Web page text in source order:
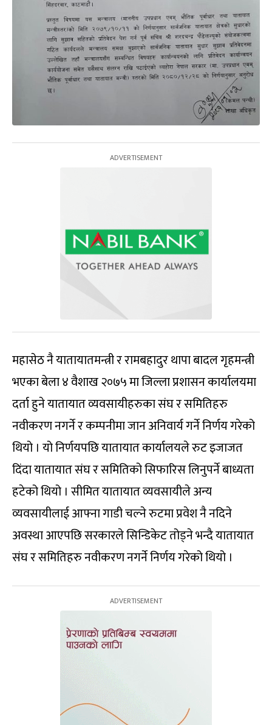
महासेठ नै यातायातमन्त्री र रामबहादुर थापा बादल गृहमन्त्री
भएका बेला ४ वैशाख २०७५ मा जिल्ला प्रशासन कार्यालयमा
दर्ता हुने यातायात व्यवसायीहरुका संघ र समितिहरु
नवीकरण नगर्ने र कम्पनीमा जान अनिवार्य गर्ने निर्णय गरेको
थियो । यो निर्णयपछि यातायात कार्यालयले रुट इजाजत
दिंदा यातायात संघ र समितिको सिफारिस लिनुपर्ने बाध्यता
हटेको थियो । सीमित यातायात व्यवसायीले अन्य
व्यवसायीलाई आफ्ना गाडी चल्ने रुटमा प्रवेश नै नदिने
अवस्था आएपछि सरकारले सिन्डिकेट तोड्ने भन्दै यातायात
संघ र समितिहरु नवीकरण नगर्ने निर्णय गरेको थियो ।